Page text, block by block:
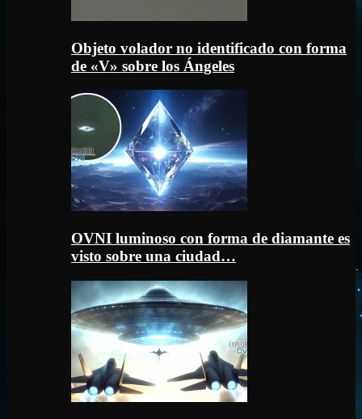
Objeto volador no identificado con forma
de «V» sobre los Ángeles
OVNI luminoso con forma de diamante es
visto sobre una ciudad…